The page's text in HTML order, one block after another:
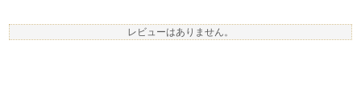
レビューはありません。